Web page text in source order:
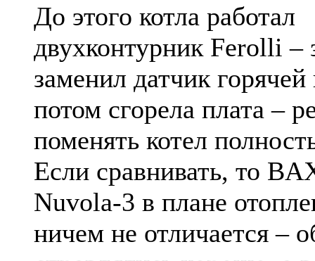
До этого котла работал
двухконтурник Ferolli –
заменил датчик
потом сгорела плата –
поменять котел
Если сравнивать, то
Nuvola-3 в плане
ничем не отличается –